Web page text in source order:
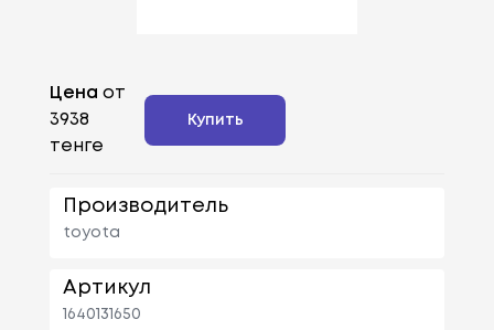
Цена от
3938
тенге
Купить
Производитель
toyota
Артикул
1640131650